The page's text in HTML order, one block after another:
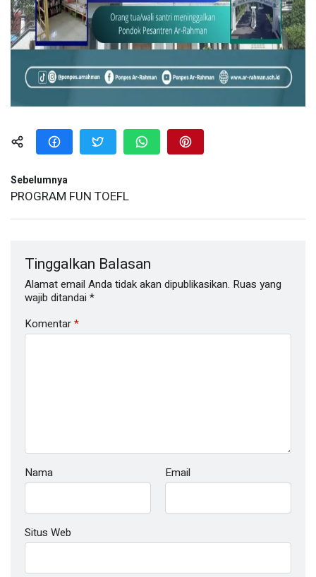
Sebelumnya
PROGRAM FUN TOEFL
Tinggalkan Balasan
Alamat email Anda tidak akan dipublikasikan. Ruas yang
wajib ditandai *
Komentar*
Nama Email
Situs Web